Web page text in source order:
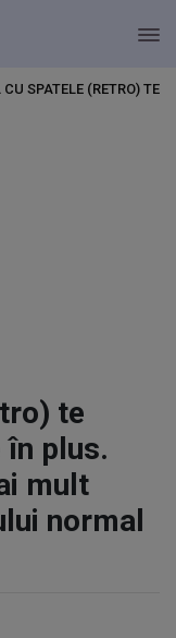
CU SPATELE (RETRO) TE
te
plus.
mult
normal